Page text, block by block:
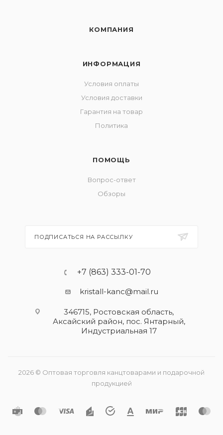
КОМПАНИЯ
ИНФОРМАЦИЯ
Условия оплаты
Условия доставки
Гарантия на товар
Политика
ПОМОЩЬ
Вопрос-ответ
Обзоры
ПОДПИСАТЬСЯ НА РАССЫЛКУ
+7 (863) 333-01-70
kristall-kanc@mail.ru
346715, Ростовская область​,
Аксайский район, пос. Янтарный,
Индустриальная 17
2026 © Оптовая торговля канцтоварами и подарочной
продукцией